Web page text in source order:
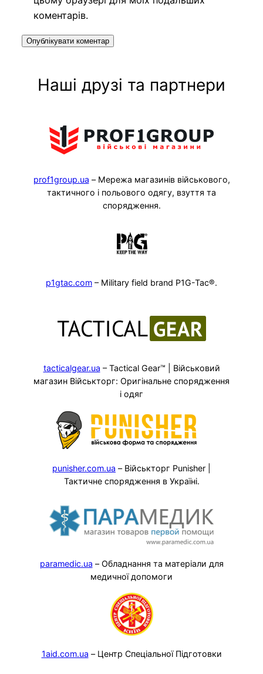
коментарів.
Наші друзі та партнери
prof1group.ua – Мережа магазинів військового,
тактичного і польового одягу, взуття та
спорядження.
p1gtac.com – Military field brand P1G-Tac®.
tacticalgear.ua – Tactical Gear™ | Військовий
магазин Військторг: Оригінальне спорядження
і одяг
punisher.com.ua – Військторг Punisher |
Тактичне спорядження в Україні.
paramedic.ua – Обладнання та матеріали для
медичної допомоги
1aid.com.ua – Центр Спеціальної Підготовки